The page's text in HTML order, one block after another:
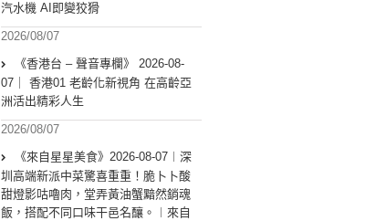
汽水機 AI即變狡猾
2026/08/07
《香港台 – 聲音專欄》 2026-08-
07｜ 香港01 老齡化新視角 在高齡亞
洲活出精彩人生
2026/08/07
《來自星星美食》2026-08-07︱深
圳高端新派中菜驚喜重重！脆卜卜酸
甜燈影咕嚕肉，堂弄黃油蟹黯然銷魂
飯，搭配不同口味干邑名釀。︱來自